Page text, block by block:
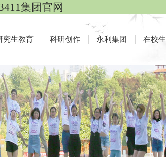
集团官网
究生教育 科研创作 永利集团 在校